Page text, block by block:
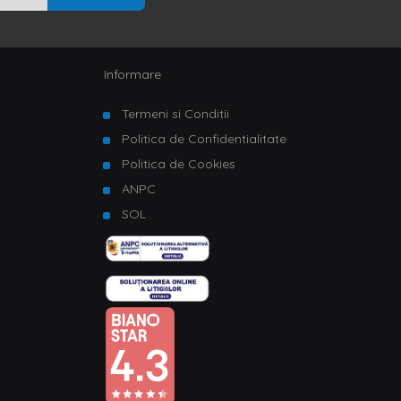
Informare
Termeni si Conditii
Politica de Confidentialitate
Politica de Cookies
ANPC
SOL